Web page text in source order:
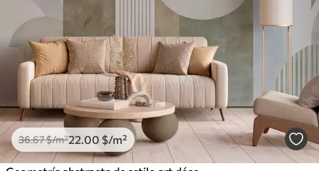
36.67$/m²22 .00 $/m²